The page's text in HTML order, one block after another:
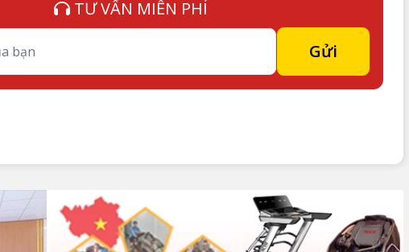
TƯ VẤN MIỄN PHÍ
Gửi